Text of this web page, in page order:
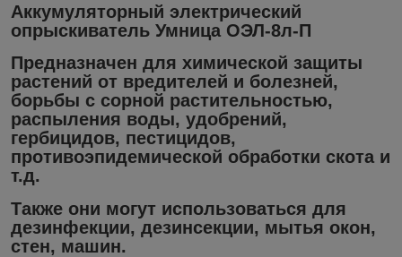
Аккумуляторный электрический
опрыскиватель Умница ОЭЛ-8л-П
Предназначен для химической защиты
растений от вредителей и болезней,
борьбы с сорной растительностью,
распыления воды, удобрений,
гербицидов, пестицидов,
противоэпидемической обработки скота и
т.д.
Также они могут использоваться для
дезинфекции, дезинсекции, мытья окон,
стен, машин.